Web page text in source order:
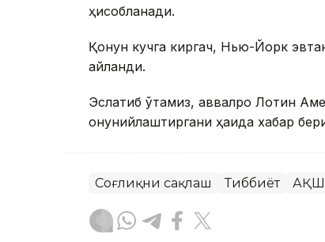
ҳисобланади.
Қонун кучга киргач, Нью-Йорк
айланди.
Эслатиб ўтамиз, аввалроқ Лотин
қонунийлаштиргани ҳақида хабар
Соғлиқни сақлаш Тиббиёт АҚШ